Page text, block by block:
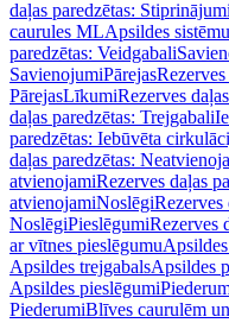
daļas paredzētas:
caurules MLApsildes
paredzētas: Veidgabali
SavienojumiPārejasRezerves
PārejasLīkumiRezerves
daļas paredzētas: Trejgabali
paredzētas: Iebūvēta
daļas paredzētas:
atvienojamiRezerves daļas
atvienojamiNoslēgiRezerves
NoslēgiPieslēgumiRezerves
ar vītnes pieslēgumu
Apsildes trejgabalsApsildes
Apsildes pieslēgumi
PiederumiBlīves caurulēm